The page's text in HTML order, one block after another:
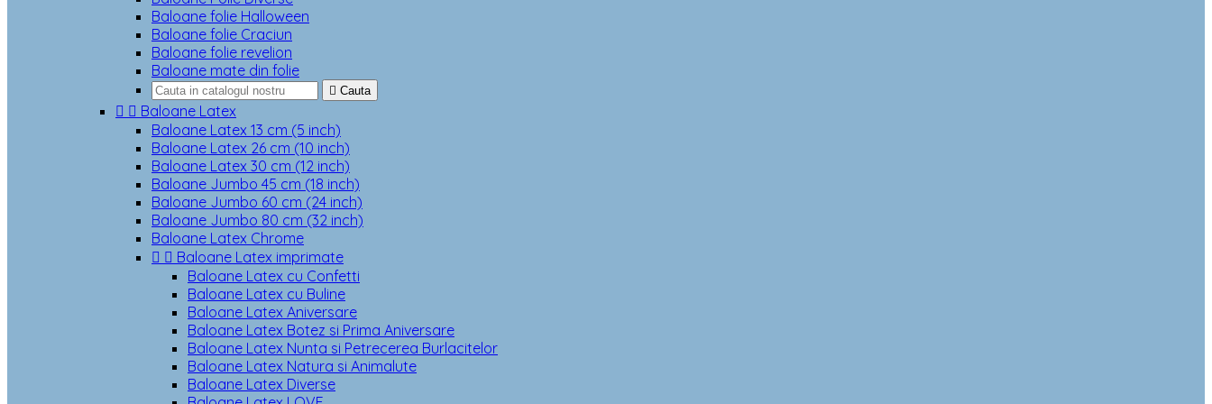
Baloane folie Halloween
Baloane folie Craciun
Baloane folie revelion
Baloane mate din folie
 Cauta
  Baloane Latex
Baloane Latex 13 cm (5 inch)
Baloane Latex 26 cm (10 inch)
Baloane Latex 30 cm (12 inch)
Baloane Jumbo 45 cm (18 inch)
Baloane Jumbo 60 cm (24 inch)
Baloane Jumbo 80 cm (32 inch)
Baloane Latex Chrome
  Baloane Latex imprimate
Baloane Latex cu Confetti
Baloane Latex cu Buline
Baloane Latex Aniversare
Baloane Latex Botez si Prima Aniversare
Baloane Latex Nunta si Petrecerea Burlacitelor
Baloane Latex Natura si Animalute
Baloane Latex Diverse